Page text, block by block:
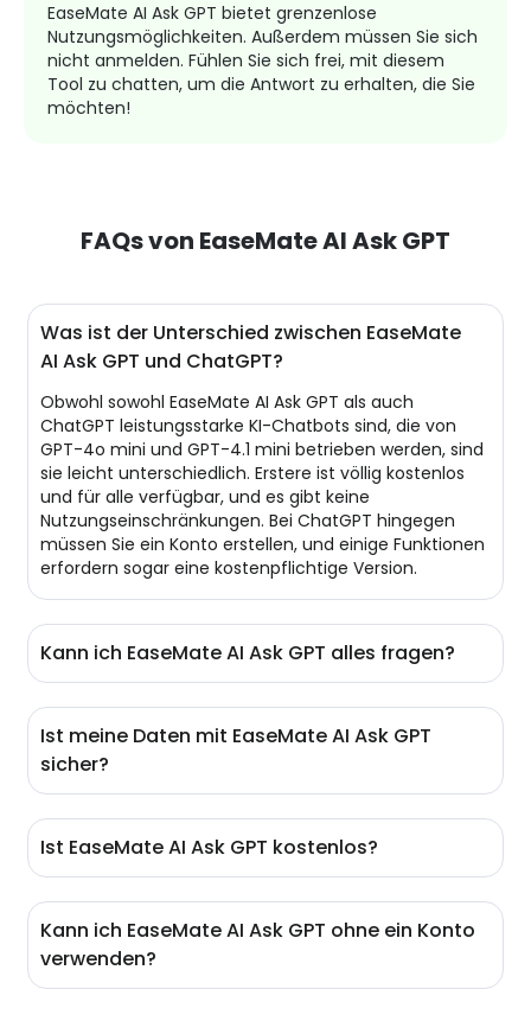
EaseMate AI Ask GPT bietet grenzenlose
Nutzungsmöglichkeiten. Außerdem müssen Sie sich
nicht anmelden. Fühlen Sie sich frei, mit diesem
Tool zu chatten, um die Antwort zu erhalten, die Sie
möchten!
FAQs von EaseMate AI Ask GPT
Was ist der Unterschied zwischen EaseMate
AI Ask GPT und ChatGPT?
Obwohl sowohl EaseMate AI Ask GPT als auch
ChatGPT leistungsstarke KI-Chatbots sind, die von
GPT-4o mini und GPT-4.1 mini betrieben werden, sind
sie leicht unterschiedlich. Erstere ist völlig kostenlos
und für alle verfügbar, und es gibt keine
Nutzungseinschränkungen. Bei ChatGPT hingegen
müssen Sie ein Konto erstellen, und einige Funktionen
erfordern sogar eine kostenpflichtige Version.
Kann ich EaseMate AI Ask GPT alles fragen?
Arbeit, Leben, Unterhaltung usw. In wenigen
Momenten wird es Ihre Anfragen problemlos und
genau bearbeiten.
Ist meine Daten mit EaseMate AI Ask GPT
sicher?
Modellen, einschließlich GPT-4o mini und GPT-4.1
mini, sichert dieses Tool Ihre Privatheitsinformationen,
indem es unbefugten Zugriff blockiert.
Ist EaseMate AI Ask GPT kostenlos?
die Eingabetaste gedrückt haben, erhalten Sie
sofortige und aufschlussreiche Antworten ohne einen
Cent.
Kann ich EaseMate AI Ask GPT ohne ein Konto
verwenden?